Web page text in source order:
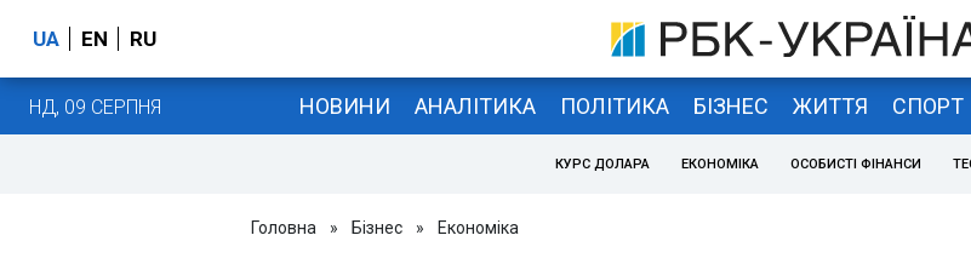
UA EN RU
НД, 09 СЕРПНЯ НОВИНИ АНАЛІТИКА ПОЛІТИКА БІЗНЕС ЖИТТЯ СПОРТ
КУРС ДОЛАРА ЕКОНОМІКА ОСОБИСТІ ФІНАНСИ
Головна » Бізнес » Економіка